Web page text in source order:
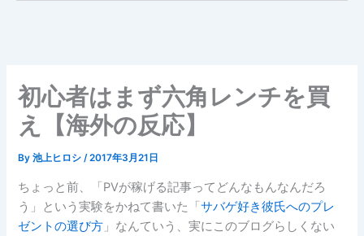
初心者はまず六角レンチを買
え【海外の反応】
By池上ヒロシ/2017年3月21日
ちょっと前、「PVが稼げる記事ってどんなもんなんだろ
う」という実験をかねて書いた「サバゲ好き彼氏へのプレ
ゼントの選び方 」なんていう、実にこのブログらしくない